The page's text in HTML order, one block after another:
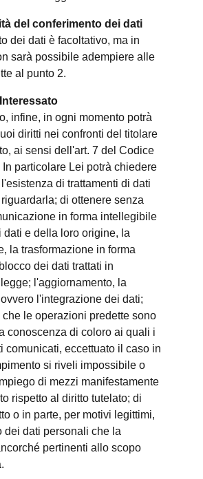
del conferimento dei dati
dei dati è facoltativo, ma in
sarà possibile adempiere alle
al punto 2.
infine, in ogni momento potrà
diritti nei confronti del titolare
ai sensi dell'art. 7 del Codice
particolare Lei potrà chiedere
di trattamenti di dati
di ottenere senza
in forma intellegibile
dati e della loro origine, la
la trasformazione in forma
dei dati trattati in
l'aggiornamento, la
l'integrazione dei dati;
che le operazioni predette sono
conoscenza di coloro ai quali i
comunicati, eccettuato il caso in
si riveli impossibile o
di mezzi manifestamente
rispetto al diritto tutelato; di
o in parte, per motivi legittimi,
dei dati personali che la
pertinenti allo scopo